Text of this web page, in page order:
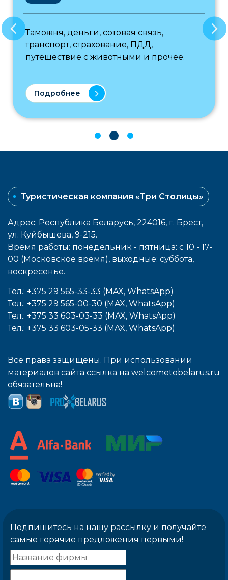
Таможня, деньги, сотовая связь,
транспорт, страхование, ПДД,
путешествие с животными и прочее.
Подробнее
Туристическая компания «Три Столицы»
Адрес: Республика Беларусь, 224016, г. Брест,
ул. Куйбышева, 9-215.
Время работы: понедельник - пятница: с 10 - 17-
00 (Московское время), выходные: cуббота,
воcкресенье.
Тел.: +375 29 565-33-33 (MAX, WhatsApp)
Тел.: +375 29 565-00-30 (MAX, WhatsApp)
Тел.: +375 33 603-03-33 (MAX, WhatsApp)
Тел.: +375 33 603-05-33 (MAX, WhatsApp)
Все права защищены. При использовании
материалов сайта ссылка на welcometobelarus.ru
обязательна!
Подпишитесь на нашу рассылку и получайте
самые горячие предложения первыми!